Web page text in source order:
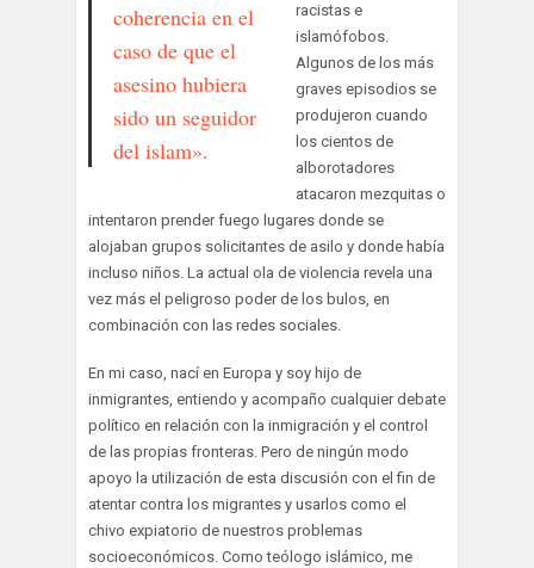
coherencia en el
caso de que el
asesino hubiera
sido un seguidor
del islam».
racistas e
islamófobos.
Algunos de los más
graves episodios se
produjeron cuando
los cientos de
alborotadores
atacaron mezquitas o
intentaron prender fuego lugares donde se
alojaban grupos solicitantes de asilo y donde había
incluso niños. La actual ola de violencia revela una
vez más el peligroso poder de los bulos, en
combinación con las redes sociales.
En mi caso, nací en Europa y soy hijo de
inmigrantes, entiendo y acompaño cualquier debate
político en relación con la inmigración y el control
de las propias fronteras. Pero de ningún modo
apoyo la utilización de esta discusión con el fin de
atentar contra los migrantes y usarlos como el
chivo expiatorio de nuestros problemas
socioeconómicos. Como teólogo islámico, me